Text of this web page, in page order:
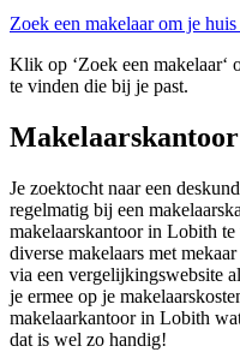
Zoek een makelaar om je
Klik op ‘Zoek een makelaar‘
te vinden die bij je past.
Je zoektocht naar een
regelmatig bij een
makelaarskantoor in Lobith
diverse makelaars met
via een vergelijkingswebsite
je ermee op je
makelaarkantoor in Lobith
dat is wel zo handig!